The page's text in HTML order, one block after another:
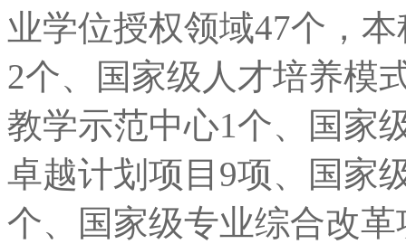
业学位授权领域47个，
2个、国家级人才培养模
教学示范中心1个、国家
卓越计划项目9项、国家
个、国家级专业综合改